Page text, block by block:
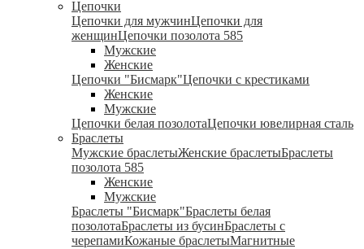
Цепочки
Цепочки для мужчинЦепочки для
женщинЦепочки позолота 585
Мужские
Женские
Цепочки "Бисмарк"Цепочки с крестиками
Женские
Мужские
Цепочки белая позолотаЦепочки ювелирная сталь
Браслеты
Мужские браслетыЖенские браслетыБраслеты
позолота 585
Женские
Мужские
Браслеты "Бисмарк"Браслеты белая
позолотаБраслеты из бусинБраслеты с
черепамиКожаные браслетыМагнитные